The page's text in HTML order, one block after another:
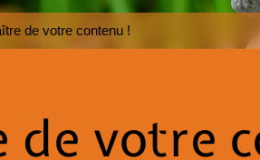
de votre contenu !
de votre